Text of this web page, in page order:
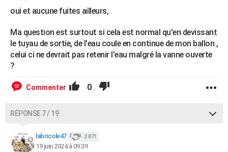
oui et aucune fuites ailleurs,
Ma question est surtout si cela est normal qu'en devissant
le tuyau de sortie, de l'eau coule en continue de mon ballon ,
celui ci ne devrait pas retenir l'eau malgré la vanne ouverte
?
Commenter 0
RÉPONSE 7 / 19
labricole47 2 871
19 juin 2024 à 09:39